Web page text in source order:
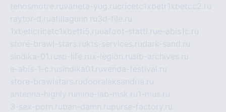
tehosmotre.ruvarieta-yug.rucricetc1xbetr1xbetcc2.ru
raytor-d.ruatillagunn.ru3d-file.ru
1xbeticricetc1xbetti5.ruuafoot-statti.rue-abis1c.ru
store-brawl-stars.rukts-services.rudark-sand.ru
sindika-01.rusp-life.rux-legion.rusib-archives.ru
e-abis-1-c.rusindika01.ruvenda-festival.ru
store-brawlstars.rudooraleksandria.ru
antenna-highly.ru mine-lab-msk.ru1-mus.ru
3-sex-porn.ruban-damn.rupurse-factory.ru